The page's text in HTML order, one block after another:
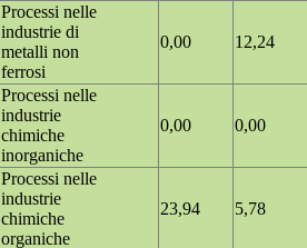
Processi nelle
industrie di
metalli non
ferrosi
0,00 12,24
Processi nelle
industrie
chimiche
inorganiche
0,00 0,00
Processi nelle
industrie
chimiche
organiche
23,94 5,78